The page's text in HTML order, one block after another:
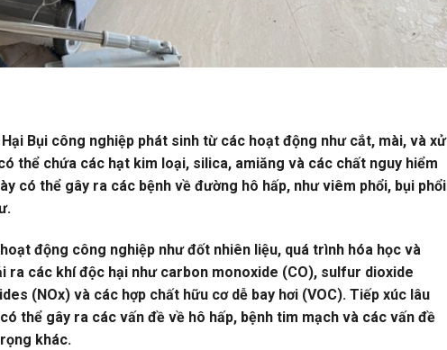
Hại Bụi công nghiệp phát sinh từ các hoạt động như cắt, mài, và xử
thể chứa các hạt kim loại, silica, amiăng và các chất nguy hiểm
có thể gây ra các bệnh về đường hô hấp, như viêm phổi, bụi phổi
động công nghiệp như đốt nhiên liệu, quá trình hóa học và
ra các khí độc hại như carbon monoxide (CO), sulfur dioxide
(NOx) và các hợp chất hữu cơ dễ bay hơi (VOC). Tiếp xúc lâu
thể gây ra các vấn đề về hô hấp, bệnh tim mạch và các vấn đề
khác.